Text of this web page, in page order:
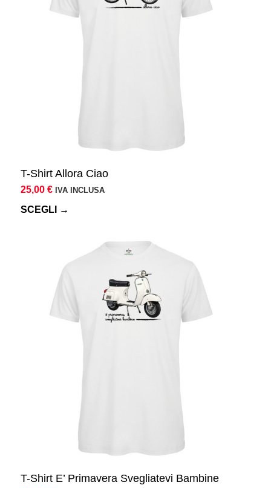
T-Shirt Allora Ciao
25,00 € IVA INCLUSA
SCEGLI →
T-Shirt E’ Primavera Svegliatevi Bambine